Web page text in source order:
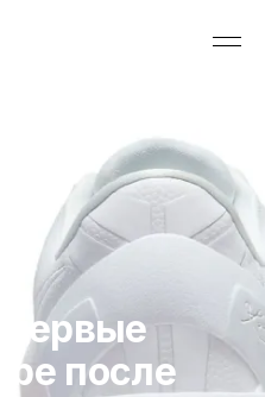
первые
после